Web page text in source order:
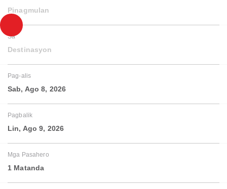
Pinagmulan
Sa
Destinasyon
Pag-alis
Sab, Ago 8, 2026
Pagbalik
Lin, Ago 9, 2026
Mga Pasahero
1 Matanda